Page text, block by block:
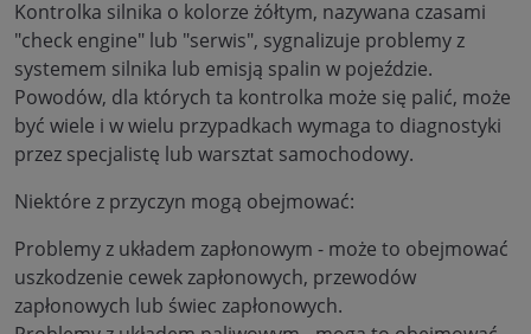
Kontrolka silnika o kolorze żółtym, nazywana czasami
"check engine" lub "serwis", sygnalizuje problemy z
systemem silnika lub emisją spalin w pojeździe.
Powodów, dla których ta kontrolka może się palić, może
być wiele i w wielu przypadkach wymaga to diagnostyki
przez specjalistę lub warsztat samochodowy.
Niektóre z przyczyn mogą obejmować:
Problemy z układem zapłonowym - może to obejmować
uszkodzenie cewek zapłonowych, przewodów
zapłonowych lub świec zapłonowych.